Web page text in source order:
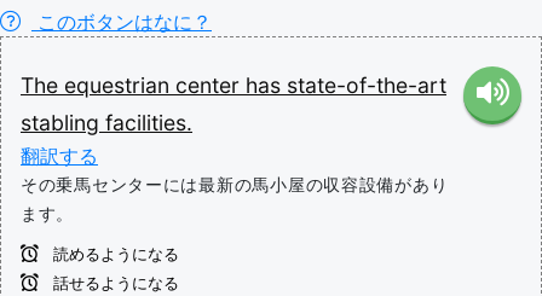
このボタンはなに？
The equestrian center has state-of-the-art
stabling facilities.
翻訳する
その乗馬センターには最新の馬小屋の収容設備があり
ます。
読めるようになる
話せるようになる